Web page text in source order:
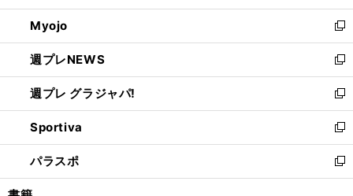
開
く
ウ
で
開
く
ン
ド
ウ
で
開
く
ウ
ィ
ン
ド
ウ
で
開
く
Myojo
新
し
い
ウ
ィ
ン
ド
ウ
で
開
週プレNEWS
新
し
い
ウ
ィ
ン
ド
ウ
週プレ グラジャパ!
新
し
い
ウ
ィ
ン
Sportiva
新
し
い
ウ
パラスポ
新
し